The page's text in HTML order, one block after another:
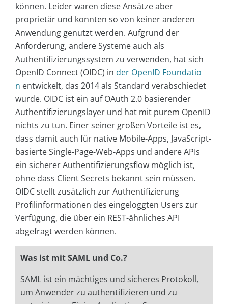
können. Leider waren diese Ansätze aber
proprietär und konnten so von keiner anderen
Anwendung genutzt werden. Aufgrund der
Anforderung, andere Systeme auch als
Authentifizierungssystem zu verwenden, hat sich
OpenID Connect (OIDC) in der OpenID Foundatio
n entwickelt, das 2014 als Standard verabschiedet
wurde. OIDC ist ein auf OAuth 2.0 basierender
Authentifizierungslayer und hat mit purem OpenID
nichts zu tun. Einer seiner großen Vorteile ist es,
dass damit auch für native Mobile-Apps, JavaScript-
basierte Single-Page-Web-Apps und andere APIs
ein sicherer Authentifizierungsflow möglich ist,
ohne dass Client Secrets bekannt sein müssen.
OIDC stellt zusätzlich zur Authentifizierung
Profilinformationen des eingeloggten Users zur
Verfügung, die über ein REST-ähnliches API
abgefragt werden können.
Was ist mit SAML und Co.?
SAML ist ein mächtiges und sicheres Protokoll,
um Anwender zu authentifizieren und zu